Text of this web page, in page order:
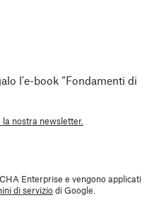
l'e-book “Fondamenti di
la nostra newsletter.
Enterprise e vengono applicati
di serviziodi Google.